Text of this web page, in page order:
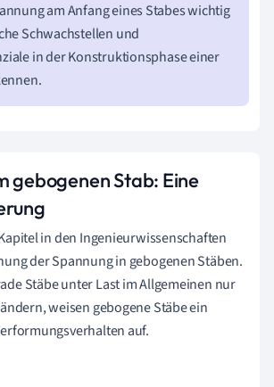
am Anfang eines Stabes wichtig
Schwachstellen und
in der Konstruktionsphase einer
gebogenen Stab: Eine
in den Ingenieurwissenschaften
der Spannung in gebogenen Stäben.
Stäbe unter Last im Allgemeinen nur
weisen gebogene Stäbe ein
auf.